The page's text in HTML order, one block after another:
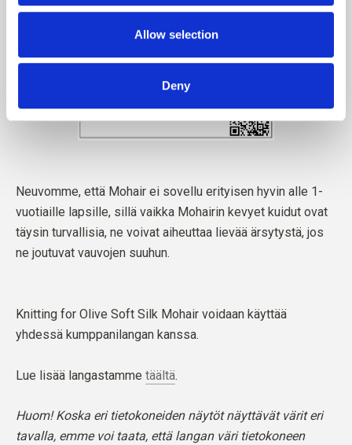
Allow selection
Deny
Neuvomme, että Mohair ei sovellu erityisen hyvin alle 1-
vuotiaille lapsille, sillä vaikka Mohairin kevyet kuidut ovat
täysin turvallisia, ne voivat aiheuttaa lievää ärsytystä, jos
ne joutuvat vauvojen suuhun.
Knitting for Olive Soft Silk Mohair voidaan käyttää
yhdessä kumppanilangan kanssa.
Lue lisää langastamme täältä.
Huom! Koska eri tietokoneiden näytöt näyttävät värit eri
tavalla, emme voi taata, että langan väri tietokoneen